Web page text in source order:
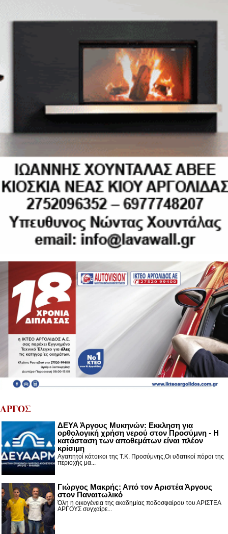
ΑΡΓΟΣ
ΔΕΥΑ Άργους Μυκηνών: Εκκληση για
ορθολογική χρήση νερού στον Προσύμνη - Η
κατάσταση των αποθεμάτων είναι πλέον
κρίσιμη
Αγαπητοί κάτοικοι της Τ.Κ. Προσύμνης,Οι υδατικοί πόροι της
περιοχής μα...
Γιώργος Μακρής: Από τον Αριστέα Άργους
στον Παναιτωλικό
Όλη η οικογένεια της ακαδημίας ποδοσφαίρου του ΑΡΙΣΤΕΑ
ΑΡΓΟΥΣ συγχαίρε...